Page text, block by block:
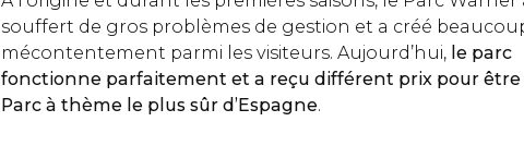
souffert de gros problèmes de gestion et a créé
mécontentement parmi les visiteurs. Aujourd’hui, le parc
fonctionne parfaitement et a reçu différent prix pour être
Parc à thème le plus sûr d’Espagne.